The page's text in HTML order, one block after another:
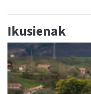
Ikusienak